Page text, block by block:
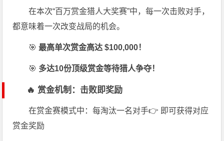
在本次“百万赏金猎人大奖赛”中，每一次击败对手，
都意味着一次改变战局的机会。
🎯最高单次赏金高达 $100,000！
🎯 多达10份顶级赏金等待猎人争夺！
🔥 赏金机制：击败即奖励
在赏金赛模式中：每淘汰一名对手👉 即可获得对应
赏金奖励